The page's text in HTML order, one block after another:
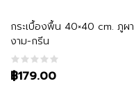
กระเบื้องพื้น 40×40 cm. ภูผา
งาม-กรีน
฿179.00
หยิบใส่ตะกร้า